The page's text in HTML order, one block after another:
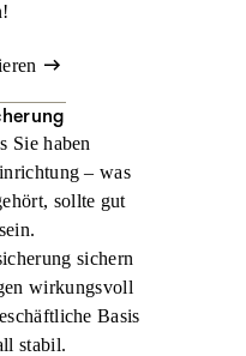
Sie haben
– was
sollte gut
sichern
wirkungsvoll
Basis
stabil.